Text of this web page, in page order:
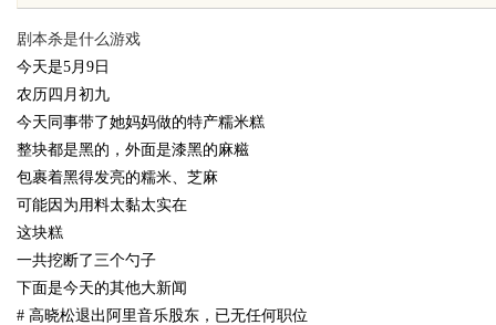
uz
剧本杀是什么游戏
今天是5月9日
农历四月初九
今天同事带了她妈妈做的特产糯米糕
整块都是黑的，外面是漆黑的麻糍
包裹着黑得发亮的糯米、芝麻
可能因为用料太黏太实在
这块糕
一共挖断了三个勺子
下面是今天的其他大新闻
# 高晓松退出阿里音乐股东，已无任何职位
地路径，天创信用
金融智能升级